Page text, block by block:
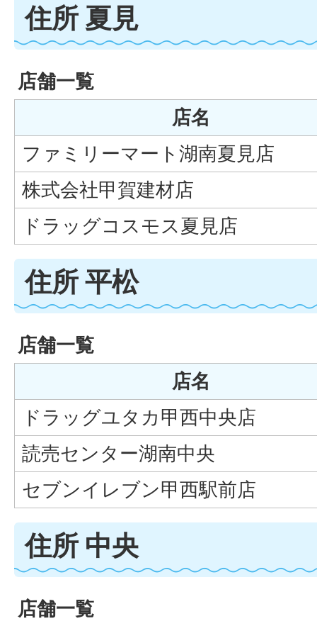
住所 夏見
店舗一覧
店名
ファミリーマート湖南夏見店
株式会社甲賀建材店
ドラッグコスモス夏見店
住所 平松
店舗一覧
店名
ドラッグユタカ甲西中央店
読売センター湖南中央
セブンイレブン甲西駅前店
住所 中央
店舗一覧